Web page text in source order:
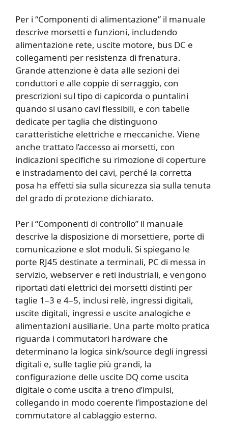
Per i “Componenti di alimentazione” il manuale
descrive morsetti e funzioni, includendo
alimentazione rete, uscite motore, bus DC e
collegamenti per resistenza di frenatura.
Grande attenzione è data alle sezioni dei
conduttori e alle coppie di serraggio, con
prescrizioni sul tipo di capicorda o puntalini
quando si usano cavi flessibili, e con tabelle
dedicate per taglia che distinguono
caratteristiche elettriche e meccaniche. Viene
anche trattato l’accesso ai morsetti, con
indicazioni specifiche su rimozione di coperture
e instradamento dei cavi, perché la corretta
posa ha effetti sia sulla sicurezza sia sulla tenuta
del grado di protezione dichiarato.
Per i “Componenti di controllo” il manuale
descrive la disposizione di morsettiere, porte di
comunicazione e slot moduli. Si spiegano le
porte RJ45 destinate a terminali, PC di messa in
servizio, webserver e reti industriali, e vengono
riportati dati elettrici dei morsetti distinti per
taglie 1–3 e 4–5, inclusi relè, ingressi digitali,
uscite digitali, ingressi e uscite analogiche e
alimentazioni ausiliarie. Una parte molto pratica
riguarda i commutatori hardware che
determinano la logica sink/source degli ingressi
digitali e, sulle taglie più grandi, la
configurazione delle uscite DQ come uscita
digitale o come uscita a treno d’impulsi,
collegando in modo coerente l’impostazione del
commutatore al cablaggio esterno.